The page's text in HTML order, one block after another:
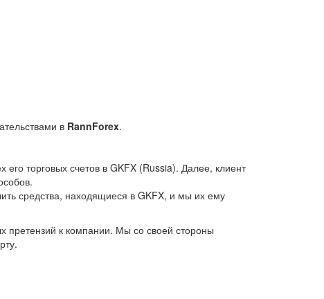
в RannForex.
торговых счетов в GKFX (Russia). Далее, клиент
средства, находящиеся в GKFX, и мы их ему
претензий к компании. Мы со своей стороны